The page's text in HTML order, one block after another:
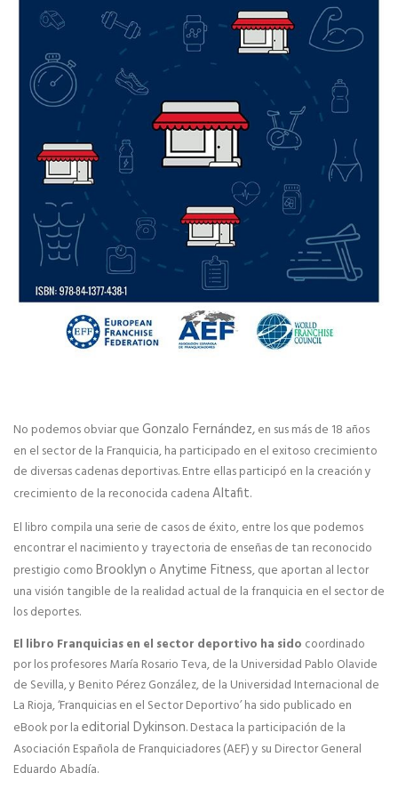
Cómo elegir una franquicia
Análisis financiero
Asesoria legal para franquiciados
Estudio de Zona
Financiación para franquiciados
Servicio Local Llave en Mano
No podemos obviar queGonzalo Fernández,en sus más de 18 años
en el sector de la Franquicia, ha participado en el exitoso crecimiento
de diversas cadenas deportivas. Entre ellas participó en la creación y
crecimiento de la reconocida cadenaAltafit.
El libro compila una serie de casos de éxito, entre los que podemos
encontrar el nacimiento y trayectoria de enseñas de tan reconocido
prestigio comoBrooklyn oAnytime Fitness, que aportan al lector
una visión tangible de la realidad actual de la franquicia en el sector de
los deportes.
El libro Franquicias en el sector deportivo ha sido coordinado
por los profesores María Rosario Teva, de la Universidad Pablo Olavide
de Sevilla, y Benito Pérez González, de la Universidad Internacional de
La Rioja, ‘Franquicias en el Sector Deportivo’ ha sido publicado en
eBook por laeditorial Dykinson. Destaca la participación de la
Asociación Española de Franquiciadores (AEF) y su Director General
Eduardo Abadía.